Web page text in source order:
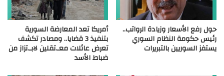
حول رفع الأسعار وزيادة الرواتب..
رئيس حكومة النظام السوري
يستفز السوريين بالتبريرات
أمريكا تعد المعارضة السورية
بتنفيذ 3 قضايا.. ومصادر تكشف
تعرض عائلات معـ.تقلين لابـ.تزاز من
ضباط الأسد